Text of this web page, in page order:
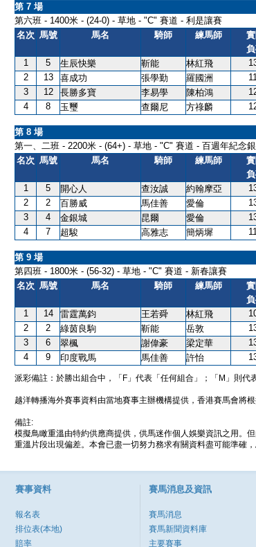
第 7 場
第六班 - 1400米 - (24-0) - 草地 - "C" 賽道 - 利是讓賽
名次 馬號 馬名 騎師 練馬師
1 5 生辰快樂 靳能 林紅飛
2
13 喜成功 張學勤 羅國洲
3
12 長勝多寶 李易學 陳柏鴻
4
8 玉璽 查爾尼 方祿麟
第 8 場
第一、二班 - 2200米 - (64+) - 草地 - "C" 賽道 - 百週年紀念銀
名次 馬號 馬名 騎師 練馬師
1 5 開心人 查汝誠 約翰摩亞
2
2 百勝威 馬佳善 愛倫
3
4 金銀城 昆爾 愛倫
4
7 超駿 高雅志 簡炳墀
第 9 場
第四班 - 1800米 - (56-32) - 草地 - "C" 賽道 - 新春讓賽
名次 馬號 馬名 騎師 練馬師
1 14 雷霆萬鈞 王若舜 林紅飛
2
2 綠茵良駒 靳能 岳敦
3
6 翠楓 謝偉豪 梁定華
4
9 印度戰馬 馬佳善 許怡
派彩備註：於勝出組合中，「F」代表「任何組合」；「M」則代
越洋轉播海外賽事資料由當地賽事主辦機構提供，香港賽馬會將根
備註:
模擬鳥瞰重溫由特約供應商提供，供馬迷作個人娛樂資訊之用。
重溫片段出現偏差。本會已盡一切努力務求有關資料盡可能準確
賽事資料
報名表
排位表(本地)
賠率
賽馬消息及資訊
賽馬消息
賽馬新聞資料庫
主要賽事